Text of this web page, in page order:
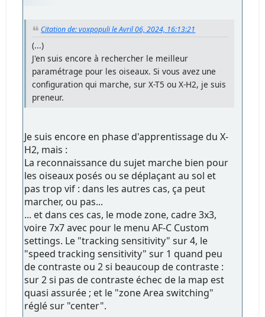
Citation de: voxpopuli le Avril 06, 2024, 16:13:21
(...)
J'en suis encore à rechercher le meilleur
paramétrage pour les oiseaux. Si vous avez une
configuration qui marche, sur X-T5 ou X-H2, je suis
preneur.
Je suis encore en phase d'apprentissage du X-
H2, mais :
La reconnaissance du sujet marche bien pour
les oiseaux posés ou se déplaçant au sol et
pas trop vif : dans les autres cas, ça peut
marcher, ou pas...
... et dans ces cas, le mode zone, cadre 3x3,
voire 7x7 avec pour le menu AF-C Custom
settings. Le "tracking sensitivity" sur 4, le
"speed tracking sensitivity" sur 1 quand peu
de contraste ou 2 si beaucoup de contraste :
sur 2 si pas de contraste échec de la map est
quasi assurée ; et le "zone Area switching"
réglé sur "center".